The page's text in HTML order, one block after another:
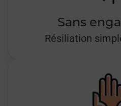
Sans
Résiliation